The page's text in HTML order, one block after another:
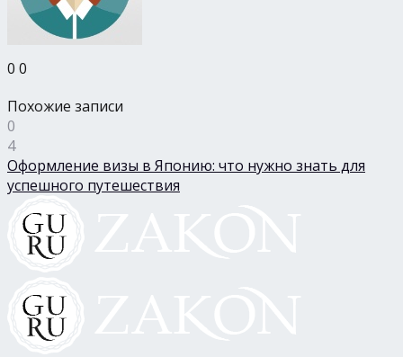
0 0
Похожие записи
0
4
Оформление визы в Японию: что нужно знать для
успешного путешествия